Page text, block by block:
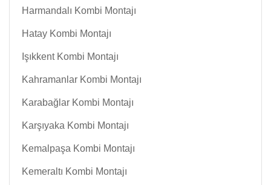
Harmandalı Kombi Montajı
Hatay Kombi Montajı
Işıkkent Kombi Montajı
Kahramanlar Kombi Montajı
Karabağlar Kombi Montajı
Karşıyaka Kombi Montajı
Kemalpaşa Kombi Montajı
Kemeraltı Kombi Montajı